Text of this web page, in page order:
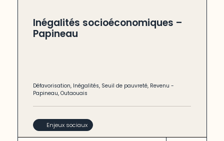
Inégalités socioéconomiques –
Papineau
Défavorisation, Inégalités, Seuil de pauvreté, Revenu -
Papineau,Outaouais
Enjeux sociaux